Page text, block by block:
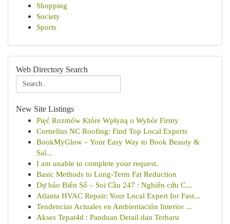
Shopping
Society
Sports
Web Directory Search
New Site Listings
Pięć Rozmów Które Wpłyną o Wybór Firmy
Cornelius NC Roofing: Find Top Local Experts
BookMyGlow – Your Easy Way to Book Beauty &
Sal...
I am unable to complete your request.
Basic Methods to Long-Term Fat Reduction
Dự báo Biên Số – Soi Cầu 247 : Nghiên cứu C...
Atlanta HVAC Repair: Your Local Expert for Fast...
Tendencias Actuales en Ambientación Interior ...
Akses Tepat4d : Panduan Detail dan Terbaru